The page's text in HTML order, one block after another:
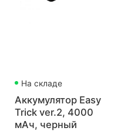
На складе
Аккумулятор Easy
Trick ver.2, 4000
мАч, черный